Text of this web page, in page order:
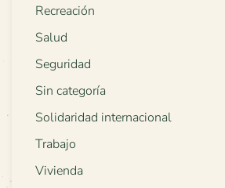
Recreación
Salud
Seguridad
Sin categoría
Solidaridad internacional
Trabajo
Vivienda